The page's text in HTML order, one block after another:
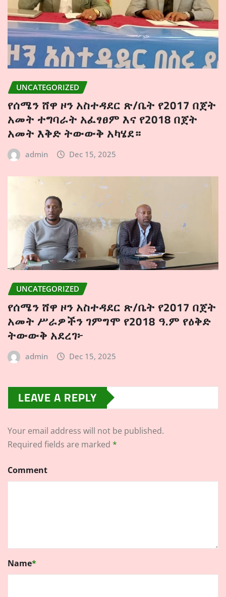
UNCATEGORIZED
የሰሜን ሸዋ ዞን አስተዳደር ጽ/ቤት የ2017 በጀት
አመት ተግባራት አፈፃፀም እና የ2018 በጀት
አመት እቅድ ትውውቅ አካሄደ።
admin Dec 15, 2025
UNCATEGORIZED
የሰሜን ሸዋ ዞን አስተዳደር ጽ/ቤት የ2017 በጀት
አመት ሥራዎችን ገምግሞ የ2018 ዓ.ም የዕቅድ
ትውውቅ አደረገ፦
admin Dec 15, 2025
LEAVE A REPLY
Your email address will not be published.
Required fields are marked *
Comment
Name*